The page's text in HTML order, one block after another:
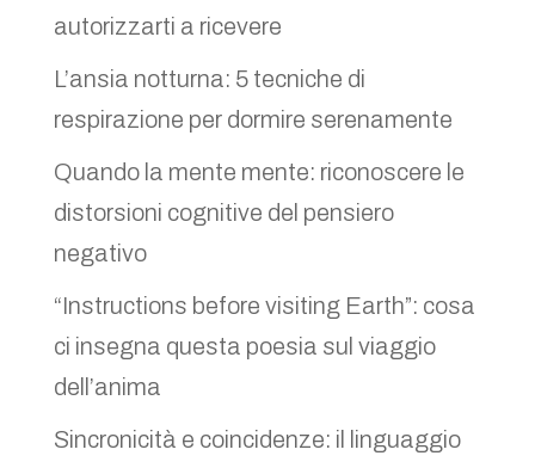
autorizzarti a ricevere
L’ansia notturna: 5 tecniche di
respirazione per dormire serenamente
Quando la mente mente: riconoscere le
distorsioni cognitive del pensiero
negativo
“Instructions before visiting Earth”: cosa
ci insegna questa poesia sul viaggio
dell’anima
Sincronicità e coincidenze: il linguaggio